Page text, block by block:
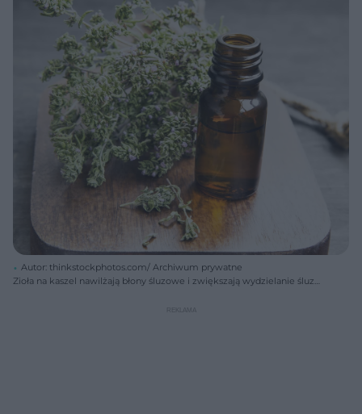
Autor: thinkstockphotos.com/ Archiwum prywatne
Zioła na kaszel nawilżają błony śluzowe i zwiększają wydzielanie śluzu